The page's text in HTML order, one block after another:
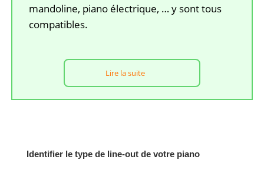
mandoline, piano électrique, … y sont tous
compatibles.
Lire la suite
Identifier le type de line-out de votre piano